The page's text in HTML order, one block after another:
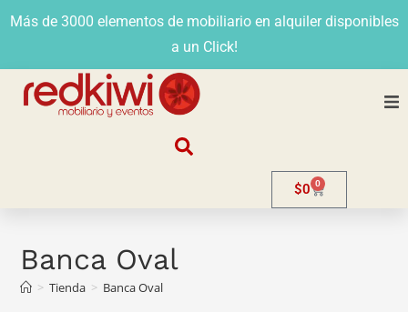
Más de 3000 elementos de mobiliario en alquiler disponibles
a un Click!
$0 0
Banca Oval
> Tienda > Banca Oval